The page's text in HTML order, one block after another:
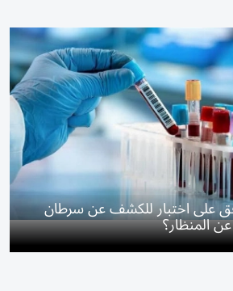
على اختبار للكشف عن سرطان
المنظار؟